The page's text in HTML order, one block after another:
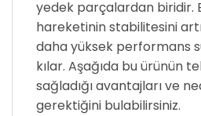
yedek parçalardan biridir.
hareketinin stabilitesini
daha yüksek performans
kılar. Aşağıda bu ürünün
sağladığı avantajları ve
gerektiğini bulabilirsiniz.